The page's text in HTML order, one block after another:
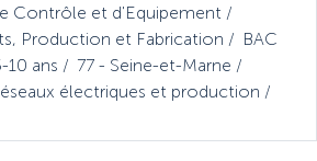
Contrôle et d'Equipement
, Production et Fabrication
BAC
10 ans
77 - Seine-et-Marne
électriques et production